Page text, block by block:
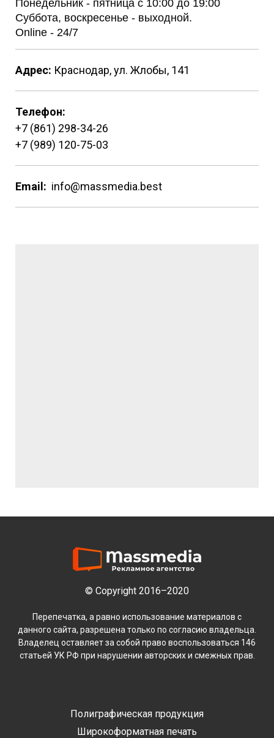
Понедельник - пятница с 10:00 до 19:00
Суббота, воскресенье - выходной.
Online - 24/7
Адрес: Краснодар, ул. Жлобы, 141
Телефон:
+7 (861) 298-34-26
+7 (989) 120-75-03
Email: info@massmedia.best
© Copyright 2016–2020
Перепечатка, а равно использование материалов с
данного сайта, разрешена только по согласию владельца.
Владелец оставляет за собой право воспользоваться 146
статьей УК РФ при нарушении авторских и смежных прав.
Полиграфическая продукция
Широкоформатная печать